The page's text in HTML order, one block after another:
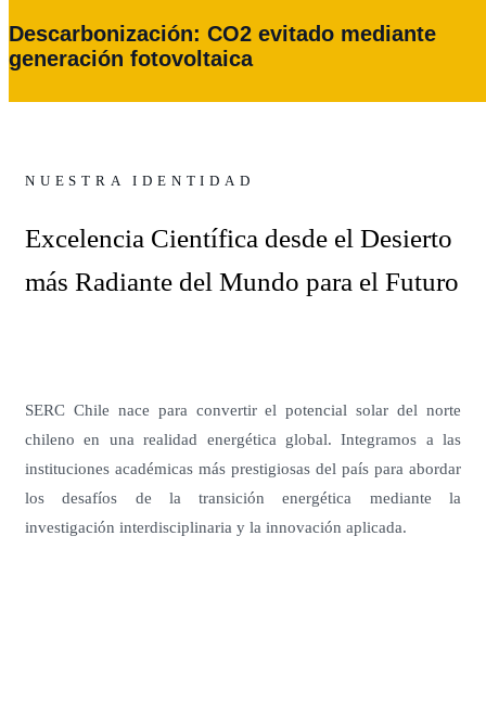
Descarbonización: CO2 evitado mediante
generación fotovoltaica
NUESTRA IDENTIDAD
Excelencia Científica desde el Desierto
más Radiante del Mundo para el Futuro
SERC Chile nace para convertir el potencial solar del norte
chileno en una realidad energética global. Integramos a las
instituciones académicas más prestigiosas del país para abordar
los desafíos de la transición energética mediante la
investigación interdisciplinaria y la innovación aplicada.